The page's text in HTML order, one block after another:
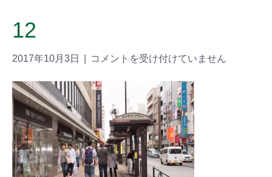
12
2017年10月3日 コメントを受け付けていません